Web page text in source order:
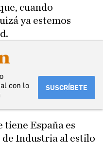
cuando
ya estemos
con lo
SUSCRÍBETE
España es
Industria al estilo